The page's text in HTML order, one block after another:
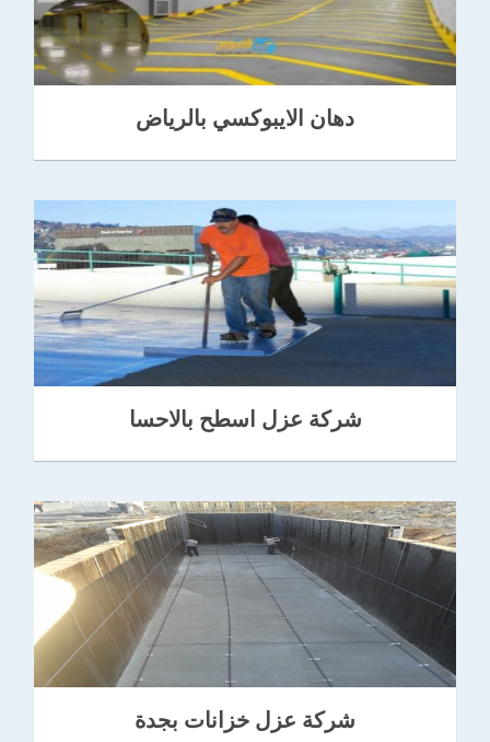
دهان الايبوكسي بالرياض
شركة عزل اسطح بالاحسا
شركة عزل خزانات بجدة